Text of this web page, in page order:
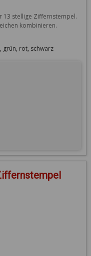
13 stellige Ziffernstempel.
kombinieren.
grün, rot, schwarz